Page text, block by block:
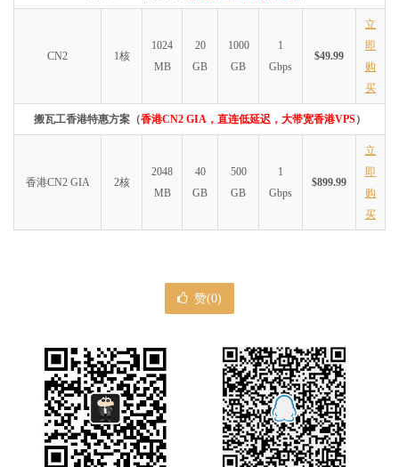
CN2 1核
1024
MB
20
GB
1000
GB
1
Gbps
$49.99
立
即
购
买
搬瓦工香港特惠方案（香港CN2 GIA，直连低延迟，大带宽香港VPS）
香港CN2 GIA 2核
2048
MB
40
GB
500
GB
1
Gbps
$899.99
立
即
购
买
赞(0)